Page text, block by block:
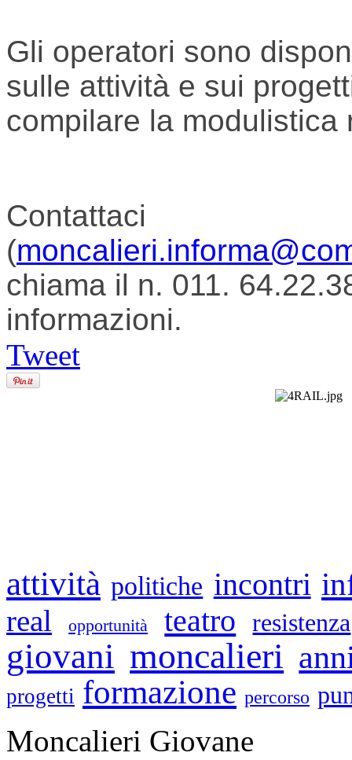
Gli operatori sono
sulle attività e sui
compilare la modulistica
Contattaci
(
chiama il n. 011.
informazioni.
Tweet
attività politiche incontri
real opportunità teatro resistenza
giovani moncalieri
progetti formazione percorso
Moncalieri Giovane